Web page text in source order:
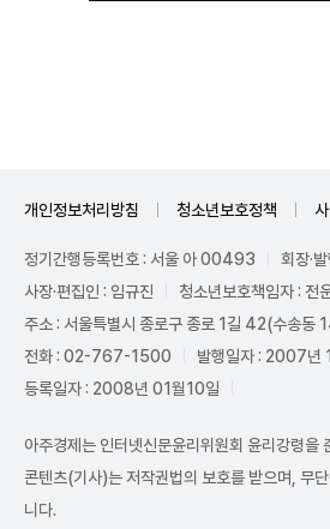
개인정보처리방침 청소년보호정책
정기간행등록번호 : 서울 아 00493
회장·
사장·편집인 : 임규진
청소년보호책임자 : 전
주소 : 서울특별시 종로구 종로 1길 42(수송동
전화 : 02-767-1500
발행일자 : 2007년
등록일자 : 2008년 01월10일
아주경제는 인터넷신문윤리위원회 윤리강령을
콘텐츠(기사)는 저작권법의 보호를 받으며, 무
니다.